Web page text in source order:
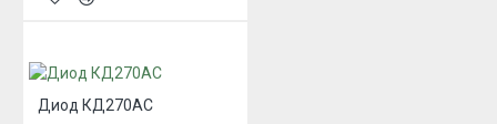
Диод КД270АС